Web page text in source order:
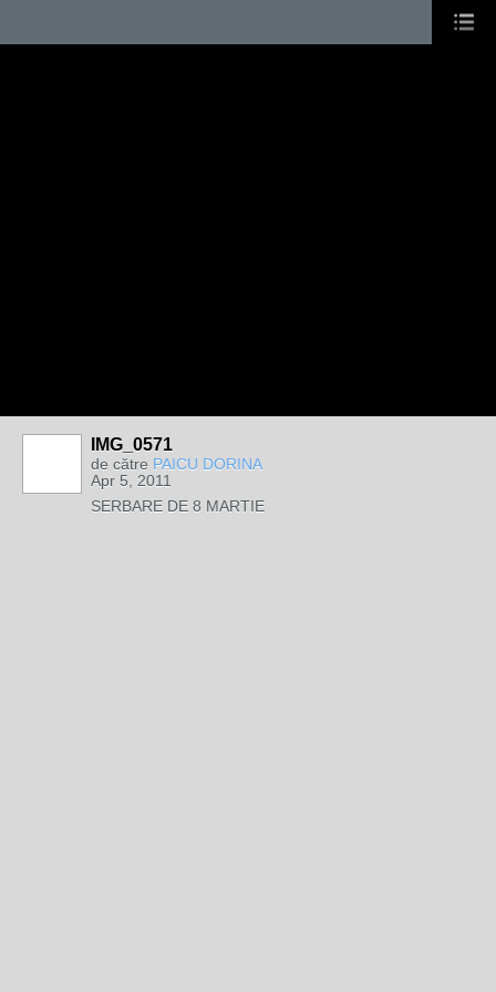
IMG_0571
de către PAICU DORINA
Apr 5, 2011
SERBARE DE 8 MARTIE